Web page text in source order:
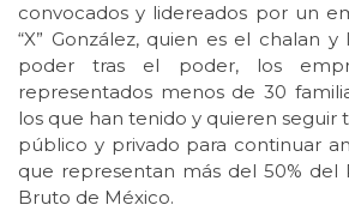
convocados y lidereados por un
“X” González, quien es el chalan
poder tras el poder, los
representados menos de 30
los que han tenido y quieren
público y privado para continuar
que representan más del 50% del
Bruto de México.